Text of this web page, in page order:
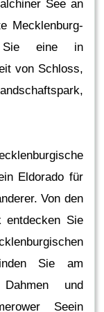
See an
Mecklenburg-
Sie eine in
von Schloss,
Eldorado für
Von den
entdecken Sie
Sie am
und
Seein